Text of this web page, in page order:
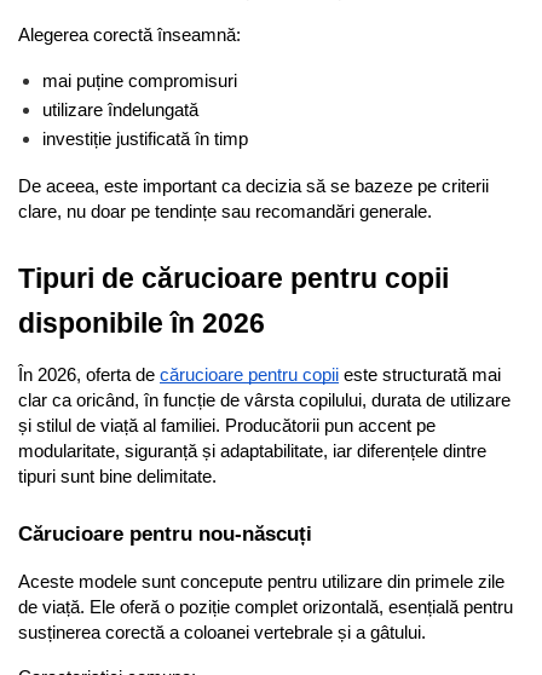
Alegerea corectă înseamnă:
mai puține compromisuri
utilizare îndelungată
investiție justificată în timp
De aceea, este important ca decizia să se bazeze pe criterii
clare, nu doar pe tendințe sau recomandări generale.
Tipuri de cărucioare pentru copii
disponibile în 2026
În 2026, oferta de cărucioare pentru copii este structurată mai
clar ca oricând, în funcție de vârsta copilului, durata de utilizare
și stilul de viață al familiei. Producătorii pun accent pe
modularitate, siguranță și adaptabilitate, iar diferențele dintre
tipuri sunt bine delimitate.
Cărucioare pentru nou-născuți
Aceste modele sunt concepute pentru utilizare din primele zile
de viață. Ele oferă o poziție complet orizontală, esențială pentru
susținerea corectă a coloanei vertebrale și a gâtului.